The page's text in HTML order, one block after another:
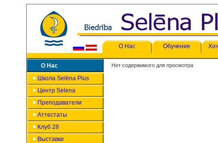
О Нас Обучение
О Нас
Школа Selēna Plus
Центр Selena
Преподаватели
Аттестаты
Клуб 28
Выставки
Нет содержимого для просмотра